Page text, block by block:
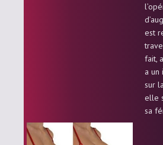
est
fait,
a un
sur
elle
sa